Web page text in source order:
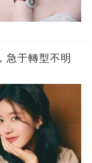
急于轉型不明